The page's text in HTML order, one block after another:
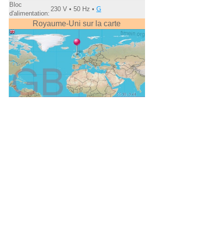
Bloc
d'alimentation:
230 V • 50 Hz • G
Royaume-Uni sur la carte